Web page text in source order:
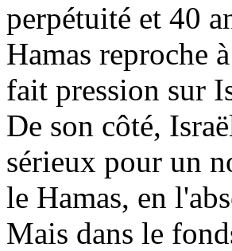
perpétuité et 40
Hamas reproche
fait pression sur
De son côté,
sérieux pour un
le Hamas, en
Mais dans le